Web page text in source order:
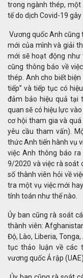
trong ngành thép, một
tế do dịch Covid-19 gây
Vương quốc Anh cũng
mới của mình và giải
mới sẽ hoạt động như
cũng thông báo về
thép. Anh cho biết biện
tiếp” và tiếp tục có
đảm bảo hiệu quả tại
quan sẽ có hiệu lực
cơ hội tham gia và
yêu cầu tham vấn).
thức Anh tiến hành vụ
việc Anh thông báo
9/2020 và việc rà soát
số thành viên hỏi về
tra một vụ việc mới
tính toán như thế nào.
Ủy ban cũng rà soát
thành viên:
Độ, Lào, Liberia,
tục thảo luận về các
vương quốc Ả rập (UAE).